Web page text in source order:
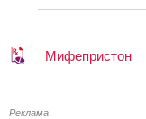
Мифепристон
Реклама